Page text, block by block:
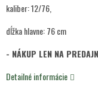
kaliber: 12/76,
dĺžka hlavne: 76 cm
- NÁKUP LEN NA
Detailné informácie